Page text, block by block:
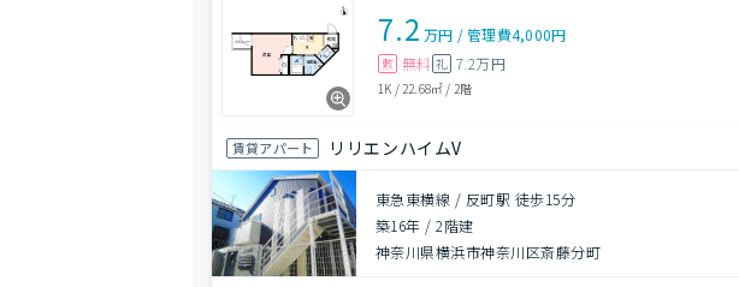
7.2 万円 /管理費4,000円
敷 無料 礼 7.2万円
1K / 22.68㎡ / 2階
賃貸アパート リリエンハイムV
東急東横線 / 反町駅 徒歩15分
築16年 /2階建
神奈川県横浜市神奈川区斎藤分町